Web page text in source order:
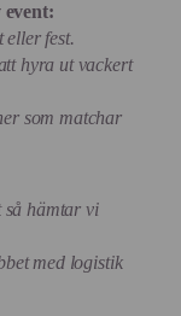
eller fest.
hyra ut vackert
som matchar
så hämtar vi
med logistik